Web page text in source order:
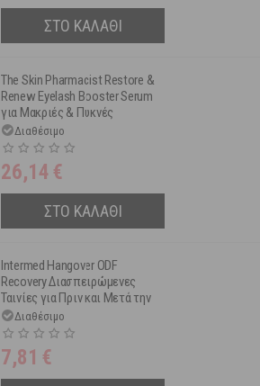
ΣΤΟ ΚΑΛΑΘΙ
The Skin Pharmacist Restore &
Renew Eyelash Booster Serum
για Μακριές & Πυκνές
Βλεφαρίδες 3ml
Διαθέσιμο
26,14 €
ΣΤΟ ΚΑΛΑΘΙ
Intermed Hangover ODF
Recovery Διασπειρώμενες
Ταινίες για Πριν και Μετά την
Κατανάλωση Αλκοόλ 6 τμχ
Διαθέσιμο
7,81 €